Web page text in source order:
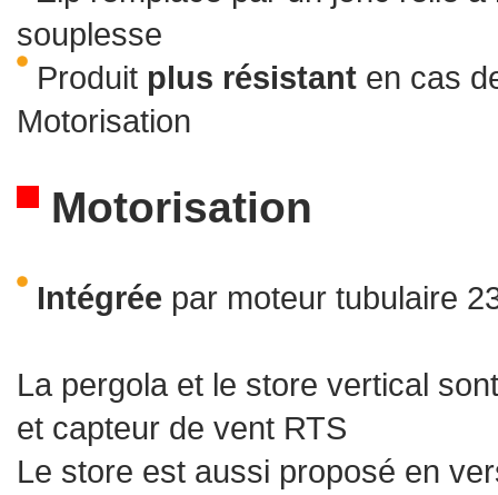
souplesse
Produit plus résistant en cas
Motorisation
Motorisation
Intégrée par moteur tubulaire
La pergola et le store vertical
et capteur de vent RTS
Le store est aussi proposé en